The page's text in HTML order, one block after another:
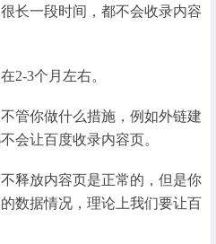
长一段时间，都不会收录内容
2-3个月左右。
管你做什么措施，例如外链建
会让百度收录内容页。
释放内容页是正常的，但是你
数据情况，理论上我们要让百